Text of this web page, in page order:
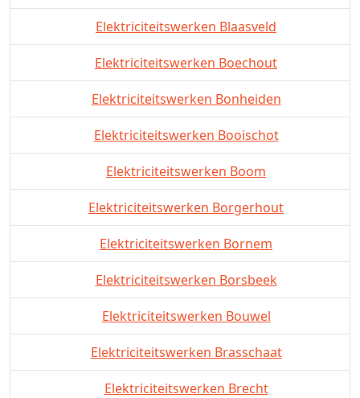
Elektriciteitswerken Blaasveld
Elektriciteitswerken Boechout
Elektriciteitswerken Bonheiden
Elektriciteitswerken Booischot
Elektriciteitswerken Boom
Elektriciteitswerken Borgerhout
Elektriciteitswerken Bornem
Elektriciteitswerken Borsbeek
Elektriciteitswerken Bouwel
Elektriciteitswerken Brasschaat
Elektriciteitswerken Brecht